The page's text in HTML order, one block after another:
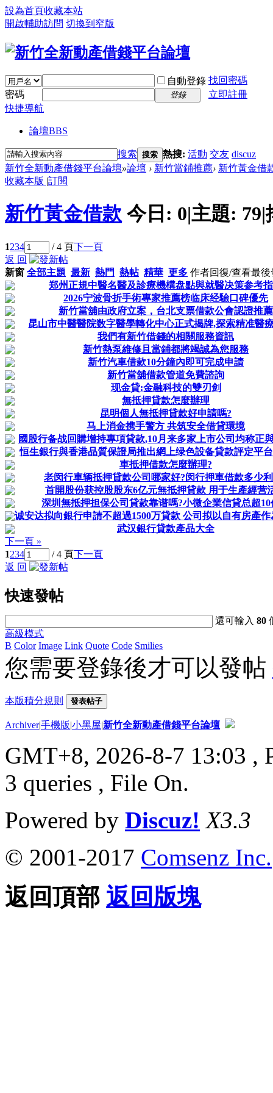
設為首頁收藏本站
開啟輔助訪問 切換到窄版
自動登錄 找回密碼
密碼
登錄
立即註冊
快捷導航
論壇BBS
搜索 搜索 熱搜: 活動 交友 discuz
新竹全新動產借錢平台論壇»論壇 › 新竹當鋪推薦› 新竹黃金借
收藏本版 |訂閱
新竹黃金借款 今日: 0|主題: 79|
1234 / 4 頁下一頁
返 回
新窗 全部主題 最新 熱門 熱帖 精華 更多 作者回復/查看最後
郑州正規中醫名醫及診療機構盘點與就醫决策参考
2026宁波骨折手術專家推薦榜临床经驗口碑優先
新竹當舖由政府立案，台北支票借款公會認證推薦
昆山市中醫醫院数字醫學轉化中心正式揭牌,探索精准醫
我們有新竹借錢的相關服務資訊
新竹熱泵維修且當鋪都將竭誠為您服務
新竹汽車借款10分鐘內即可完成申請
新竹當舖借款管道免費諮詢
现金貸:金融科技的雙刃剑
無抵押貸款怎麼辦理
昆明個人無抵押貸款好申請嗎?
马上消金携手警方 共筑安全借貸環境
國股行备战回購增持專項貸款,10月来多家上市公司均称正
恒生銀行與香港品質保證局推出網上绿色設备貸款評定平
車抵押借款怎麼辦理?
老闵行車辆抵押貸款公司哪家好?闵行押車借款多少
首開股份获控股股东6亿元無抵押貸款 用于生產經营
深圳無抵押担保公司貸款靠谱嗎?小微企業信貸总超10
诚安达拟向銀行申請不超過1500万貸款 公司拟以自有房產作
武汉銀行貸款產品大全
下一頁 »
1234 / 4 頁下一頁
返 回
快速發帖
還可輸入80
高級模式
B Color Image Link Quote Code Smilies
您需要登錄後才可以發帖
本版積分規則 發表帖子
Archiver|手機版|小黑屋|新竹全新動產借錢平台論壇
GMT+8, 2026-8-7 13:03 ,
3 queries , File On.
Powered by Discuz! X3.3
© 2001-2017 Comsenz Inc.
返回頂部 返回版塊